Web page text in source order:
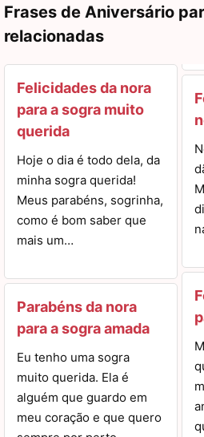
Frases de Aniversário
relacionadas
Felicidades da nora
para a sogra muito
querida
Hoje o dia é todo dela, da
minha sogra querida!
Meus parabéns, sogrinha,
como é bom saber que
mais um…
Parabéns da nora
para a sogra amada
Eu tenho uma sogra
muito querida. Ela é
alguém que guardo em
meu coração e que quero